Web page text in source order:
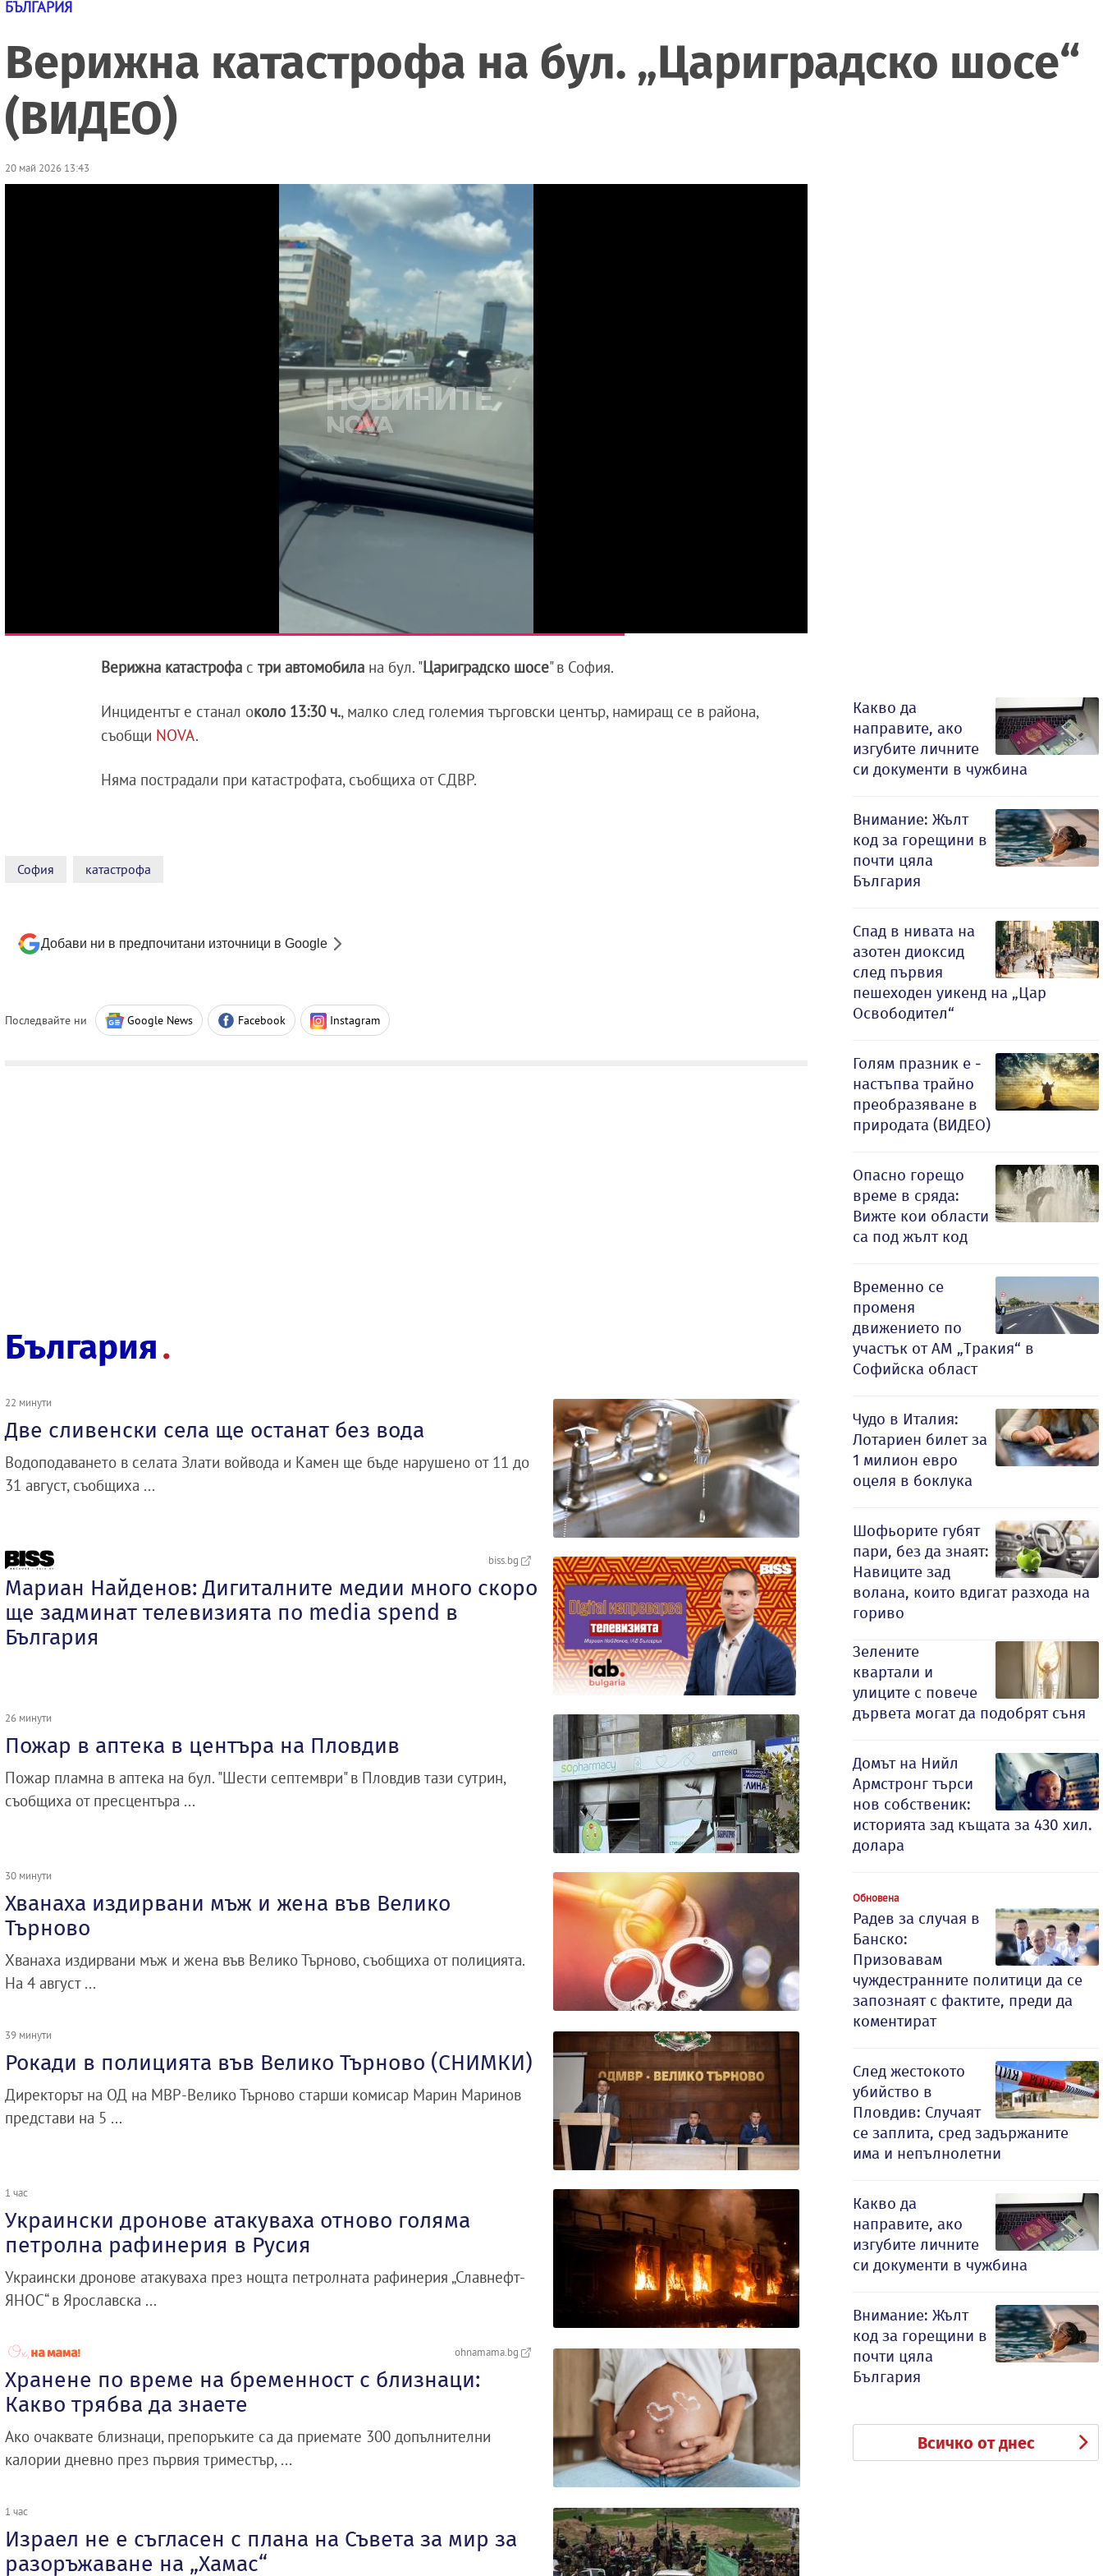
БЪЛГАРИЯ
Верижна катастрофа на бул. „Цариградско шосе“
(ВИДЕО)
20 май 2026 13:43
Верижна катастрофа стри автомобила на бул. "Цариградско шосе" в София.
Инцидентът е станал около 13:30 ч., малко след големия търговски център, намиращ се в района,
съобщи NOVA.
Няма пострадали при катастрофата, съобщиха от СДВР.
София катастрофа
Добави ни в предпочитани източници в Google
Последвайте ни Google News Facebook Instagram
България
22 минути
Две сливенски села ще останат без вода
Водоподаването в селата Злати войвода и Камен ще бъде нарушено от 11 до
31 август, съобщиха ...
biss.bg
Мариан Найденов: Дигиталните медии много скоро
ще задминат телевизията по media spend в
България
26 минути
Пожар в аптека в центъра на Пловдив
Пожар пламна в аптека на бул. "Шести септември" в Пловдив тази сутрин,
съобщиха от пресцентъра ...
30 минути
Хванаха издирвани мъж и жена във Велико
Търново
Хванаха издирвани мъж и жена във Велико Търново, съобщиха от полицията.
На 4 август ...
39 минути
Рокади в полицията във Велико Търново (СНИМКИ)
Директорът на ОД на МВР-Велико Търново старши комисар Марин Маринов
представи на 5 ...
1 час
Украински дронове атакуваха отново голяма
петролна рафинерия в Русия
Украински дронове атакуваха през нощта петролната рафинерия „Славнефт-
ЯНОС“ в Ярославска ...
ohnamama.bg
Хранене по време на бременност с близнаци:
Какво трябва да знаете
Ако очаквате близнаци, препоръките са да приемате 300 допълнителни
калории дневно през първия триместър, ...
1 час
Израел не е съгласен с плана на Съвета за мир за
разоръжаване на „Хамас“
Какво да
направите, ако
изгубите личните
си документи в чужбина
Внимание: Жълт
код за горещини в
почти цяла
България
Спад в нивата на
азотен диоксид
след първия
пешеходен уикенд на „Цар
Освободител“
Голям празник е -
настъпва трайно
преобразяване в
природата (ВИДЕО)
Опасно горещо
време в сряда:
Вижте кои области
са под жълт код
Временно се
променя
движението по
участък от АМ „Тракия“ в
Софийска област
Чудо в Италия:
Лотариен билет за
1 милион евро
оцеля в боклука
Шофьорите губят
пари, без да знаят:
Навиците зад
волана, които вдигат разхода на
гориво
Зелените
квартали и
улиците с повече
дървета могат да подобрят съня
Домът на Нийл
Армстронг търси
нов собственик:
историята зад къщата за 430 хил.
долара
Обновена
Радев за случая в
Банско:
Призовавам
чуждестранните политици да се
запознаят с фактите, преди да
коментират
След жестокото
убийство в
Пловдив: Случаят
се заплита, сред задържаните
има и непълнолетни
Какво да
направите, ако
изгубите личните
си документи в чужбина
Внимание: Жълт
код за горещини в
почти цяла
България
Всичко от днес